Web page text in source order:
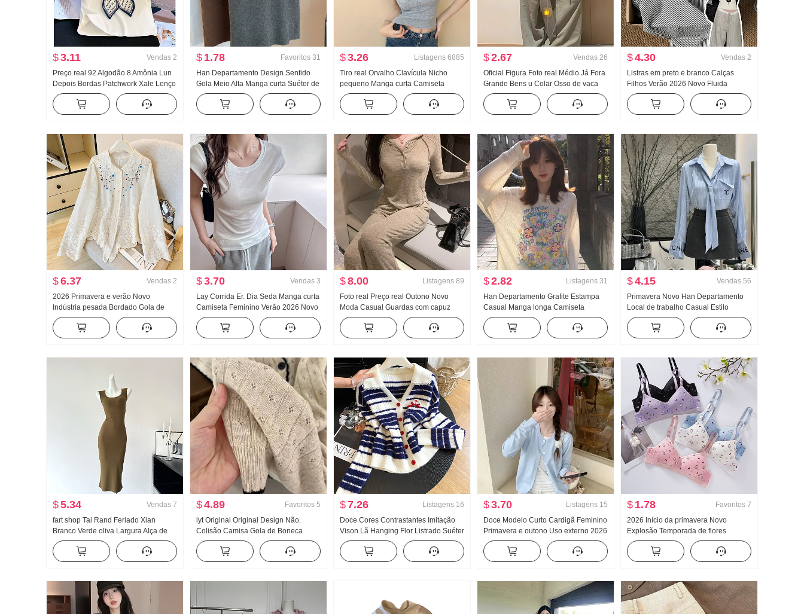
$3.11 Vendas 2
Preço real 92 Algodão 8 Amônia Lun
Depois Bordas Patchwork Xale Lenço
de seda Ajustado Gola V Manga curta
Camiseta Feminino
$ 1.78 Favoritos 31
Han Departamento Design Sentido
Gola Meio Alta Manga curta Suéter de
Malha Feminino Outono 2024 Novo
Cor sólida Versátil Ajustado Efeito
emagrecedor Top
$3.26 Listagens 6885
Tiro real Orvalho Clavícula Nicho
pequeno Manga curta Camiseta
Feminino Verão Garota estilosa
Apertado Novo Botão Design Sentido
Modelo Curto Top
$2.67 Vendas 26
Oficial Figura Foto real Médio Já Fora
Grande Bens u Colar Osso de vaca
Fivela Caracteres de trabalho Regata
Alça de ombro Largura Pernas
Arrastar no chão Esporte Calça
$4.30 Vendas 2
Listras em preto e branco Calças
Filhos Verão 2026 Novo Fluida
Pingente Sentido Velho Dinheiro
Vento Calças Para pessoas baixas
Descontraído Vento Calças de perna
$6.37 Vendas 2
2026 Primavera e verão Novo
Indústria pesada Bordado Gola de
Boneca Camisa feminino Francês
Retrô Proteção Solar Cardigã
$3.70 Vendas 3
Lay Corrida Er. Dia Seda Manga curta
Camiseta Feminino Verão 2026 Novo
Frio Sentido Dentro Pegue O fundo do
poço Ajustado Voar Manga Top
$8.00 Listagens 89
Foto real Preço real Outono Novo
Moda Casual Guardas com capuz
Guarda Calças Efeito emagrecedor
Conjunto Conjunto de esportes
Feminino Estilo
$2.82 Listagens 31
Han Departamento Grafite Estampa
Casual Manga longa Camiseta
Proteção Solar Suéter Feminino
Primavera e verão Solto Descontraído
Vento frio Sentido Gola redonda Top
$4.15 Vendas 56
Primavera Novo Han Departamento
Local de trabalho Casual Estilo
Conjunto Feminino Elegância
Listrado Camisa Cintura alta Saia
midi Conjunto de duas peças
$5.34 Vendas 7
fart shop Tai Rand Feriado Xian
Branco Verde oliva Largura Alça de
Ombro Pit Artigo Vestido feminino
Primavera e verão Vestido longo
$4.89 Favoritos 5
lyt Original Original Design Não.
Colisão Camisa Gola de Boneca
Malha Top Feminino Verão Novo
Efeito emagrecedor Versátil
$7.26 Listagens 16
Doce Cores Contrastantes Imitação
Vison Lã Hanging Flor Listrado Suéter
Efeito emagrecedor Gola V Gola Polo
Renda Malha Cardigã
$3.70 Listagens 15
Doce Modelo Curto Cardigã Feminino
Primavera e outono Uso externo 2026
Novo Fora Pegue Início do outono
chic Este ano Popular De Malha
Casaco
$ 1.78 Favoritos 7
2026 Início da primavera Novo
Explosão Temporada de flores
Gatinho Fofo Padrão Dentro Faixa de
roupa Peito Almofadas Efeito
emagrecedor Coletes feminino